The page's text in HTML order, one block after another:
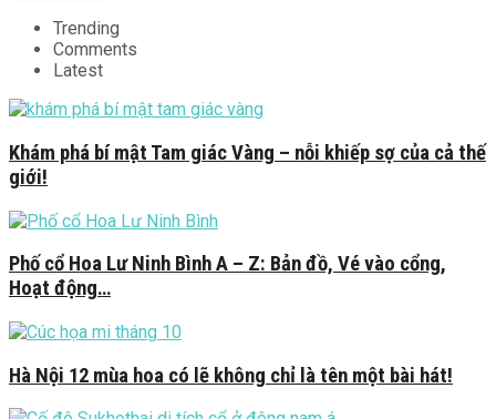
Trending
Comments
Latest
Khám phá bí mật Tam giác Vàng – nỗi khiếp sợ của cả thế
giới!
Phố cổ Hoa Lư Ninh Bình A – Z: Bản đồ, Vé vào cổng,
Hoạt động…
Hà Nội 12 mùa hoa có lẽ không chỉ là tên một bài hát!